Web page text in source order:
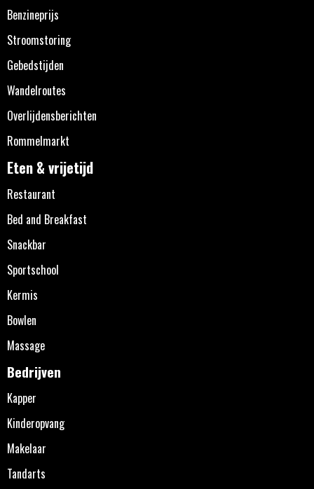
Benzineprijs
Stroomstoring
Gebedstijden
Wandelroutes
Overlijdensberichten
Rommelmarkt
Eten & vrijetijd
Restaurant
Bed and Breakfast
Snackbar
Sportschool
Kermis
Bowlen
Massage
Bedrijven
Kapper
Kinderopvang
Makelaar
Tandarts